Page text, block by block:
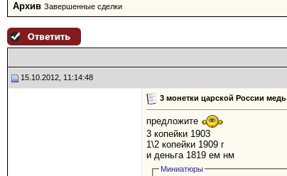
Архив Завершенные сделки
15.10.2012, 11:14:48
3 монетки царской России медь
предложите
3 копейки 1903
1\2 копейки 1909 г
и деньга 1819 ем нм
Миниатюры